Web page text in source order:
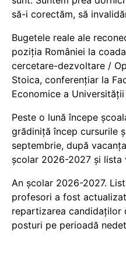
să-i corectăm, să
Bugetele reale ale
poziția României la
cercetare-dezvoltare /
Stoica, conferențiar la
Economice a Universității
Peste o lună începe
grădiniță încep cursurile
septembrie, după
școlar 2026-2027 și lista
An școlar 2026-2027.
profesori a fost
repartizarea candidaților
posturi pe perioadă